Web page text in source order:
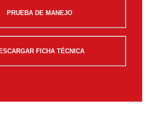
PRUEBA DE MANEJO
FICHA TÉCNICA